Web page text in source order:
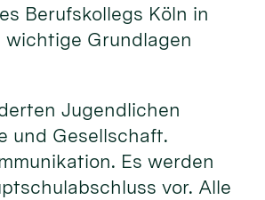
Berufskollegs Köln in
Grundlagen
Jugendlichen
und Gesellschaft.
Es werden
vor. Alle